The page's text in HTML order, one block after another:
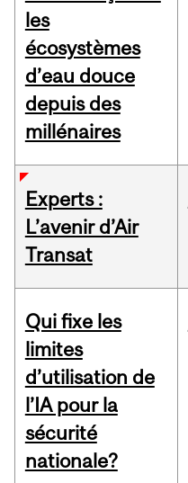
les
écosystèmes
d’eau douce
depuis des
millénaires
Experts :
L’avenir d’Air
Transat
Qui fixe les
limites
d’utilisation de
l’IA pour la
sécurité
nationale?